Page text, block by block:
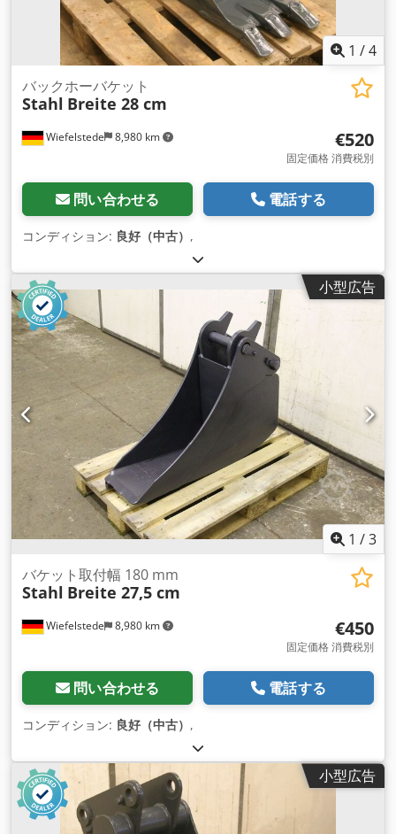
1 /4
Wiefelstede 8,980 km
バックホーバケット
Stahl Breite 28 cm
€520
固定価格 消費税別
問い合わせる 電話する
コンディション: 良好（中古） ,
小型広告
1 /3
Wiefelstede 8,980 km
バケット取付幅 180 mm
Stahl Breite 27,5 cm
€450
固定価格 消費税別
問い合わせる 電話する
コンディション: 良好（中古） ,
小型広告